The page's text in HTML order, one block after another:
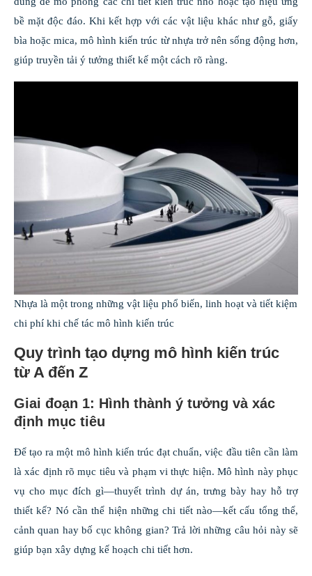
bề mặt độc đáo. Khi kết hợp với các vật liệu khác như gỗ, giấy
bìa hoặc mica, mô hình kiến trúc từ nhựa trở nên sống động hơn,
giúp truyền tải ý tưởng thiết kế một cách rõ ràng.
Nhựa là một trong những vật liệu phổ biến, linh hoạt và tiết kiệm
chi phí khi chế tác mô hình kiến trúc
Quy trình tạo dựng mô hình kiến trúc
từ A đến Z
Giai đoạn 1: Hình thành ý tưởng và xác
định mục tiêu
Để tạo ra một mô hình kiến trúc đạt chuẩn, việc đầu tiên cần làm
là xác định rõ mục tiêu và phạm vi thực hiện. Mô hình này phục
vụ cho mục đích gì—thuyết trình dự án, trưng bày hay hỗ trợ
thiết kế? Nó cần thể hiện những chi tiết nào—kết cấu tổng thể,
cảnh quan hay bố cục không gian? Trả lời những câu hỏi này sẽ
giúp bạn xây dựng kế hoạch chi tiết hơn.